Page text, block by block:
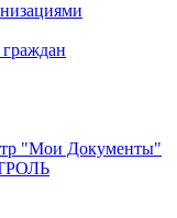
"Мои Документы"